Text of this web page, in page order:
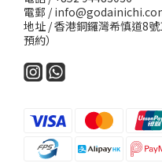
電郵 /
地址 / 香港銅鑼灣希慎道8
預約）